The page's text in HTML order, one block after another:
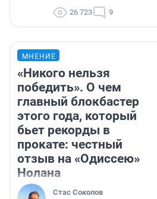
26 723 9
МНЕНИЕ
«Никого нельзя
победить». О чем
главный блокбастер
этого года, который
бьет рекорды в
прокате: честный
отзыв на «Одиссею»
Нолана
Стас Соколов